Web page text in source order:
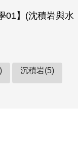
01】(沈積岩與水
沉積岩(5)